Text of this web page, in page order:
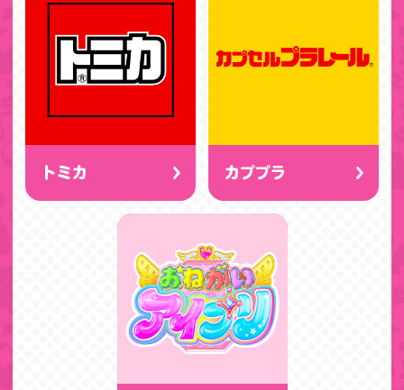
トミカ カププラ